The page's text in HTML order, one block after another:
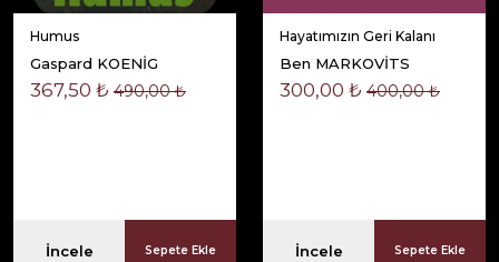
Humus
Gaspard KOENİG
367,50 ₺ 490,00 ₺
İncele Sepete Ekle
Hayatımızın Geri Kalanı
Ben MARKOVİTS
300,00 ₺ 400,00 ₺
İncele Sepete Ekle